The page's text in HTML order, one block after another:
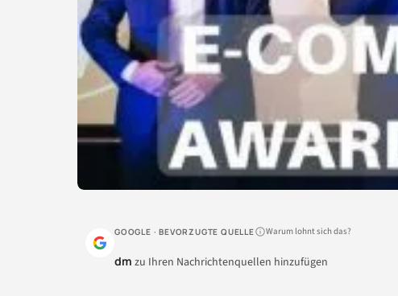
GOOGLE · BEVORZUGTE QUELLE Warum lohnt sich das?
dm zu Ihren Nachrichtenquellen hinzufügen